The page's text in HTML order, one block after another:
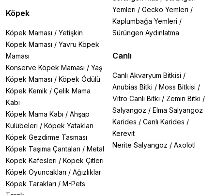
Köpek
Köpek Maması / Yetişkin
Köpek Maması / Yavru Köpek
Maması
Konserve Köpek Maması / Yaş
Köpek Maması / Köpek Ödülü
Köpek Kemik / Çelik Mama
Kabı
Köpek Mama Kabı / Ahşap
Kulübeleri / Köpek Yatakları
Köpek Gezdirme Tasması
Köpek Taşıma Çantaları / Metal
Köpek Kafesleri / Köpek Çitleri
Köpek Oyuncakları / Ağızlıklar
Köpek Tarakları / M-Pets
Yemleri / Gecko Yemleri /
Kaplumbağa Yemleri /
Sürüngen Aydınlatma
Canlı
Canlı Akvaryum Bitkisi /
Anubias Bitki / Moss Bitkisi /
Vitro Canlı Bitki / Zemin Bitki /
Salyangoz / Elma Salyangoz
Karides / Canlı Karides /
Kerevit
Nerite Salyangoz / Axolotl